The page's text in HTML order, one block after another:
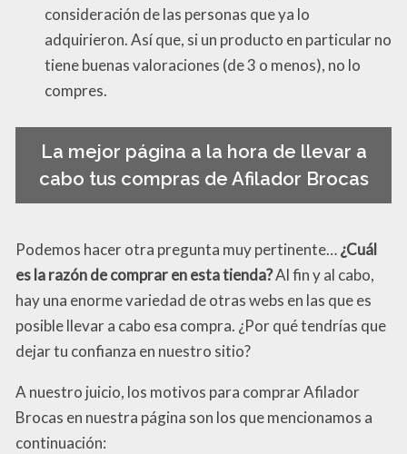
consideración de las personas que ya lo
adquirieron. Así que, si un producto en particular no
tiene buenas valoraciones (de 3 o menos), no lo
compres.
La mejor página a la hora de llevar a
cabo tus compras de Afilador Brocas
Podemos hacer otra pregunta muy pertinente…¿Cuál
es la razón de comprar en esta tienda?Al fin y al cabo,
hay una enorme variedad de otras webs en las que es
posible llevar a cabo esa compra. ¿Por qué tendrías que
dejar tu confianza en nuestro sitio?
A nuestro juicio, los motivos para comprar Afilador
Brocas en nuestra página son los que mencionamos a
continuación: